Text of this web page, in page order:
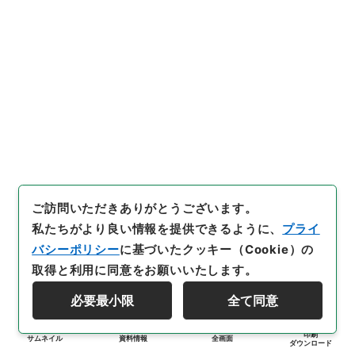
サムネイル 資料情報 全画面
印刷
ダウンロード
ご訪問いただきありがとうございます。
私たちがより良い情報を提供できるように、 プライ
バシーポリシーに基づいたクッキー（Cookie）の
取得と利用に同意をお願いいたします。
必要最小限 全て同意